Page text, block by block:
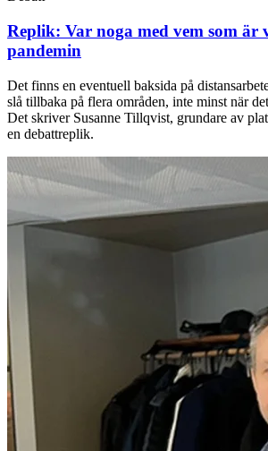
Replik: Var noga med vem som är
pandemin
Det finns en eventuell baksida på
slå tillbaka på flera områden, inte minst när
Det skriver Susanne Tillqvist, grundare av
en debattreplik.